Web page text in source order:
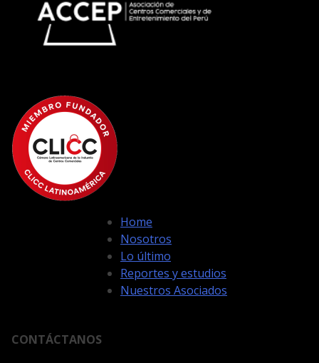
Home
Nosotros
Lo último
Reportes y estudios
Nuestros Asociados
CONTÁCTANOS